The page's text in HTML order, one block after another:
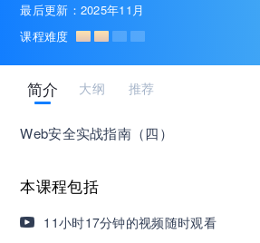
出海业务到底要落地哪些国家才
企业正处于快速成长期，但员工
8000门课程解决成长型企业所
营销获客｜流量转化｜数据驱动
最后更新：2025年11月
课程难度
简介 大纲 推荐
Web安全实战指南（四）
本课程包括
11小时17分钟的视频随时观看